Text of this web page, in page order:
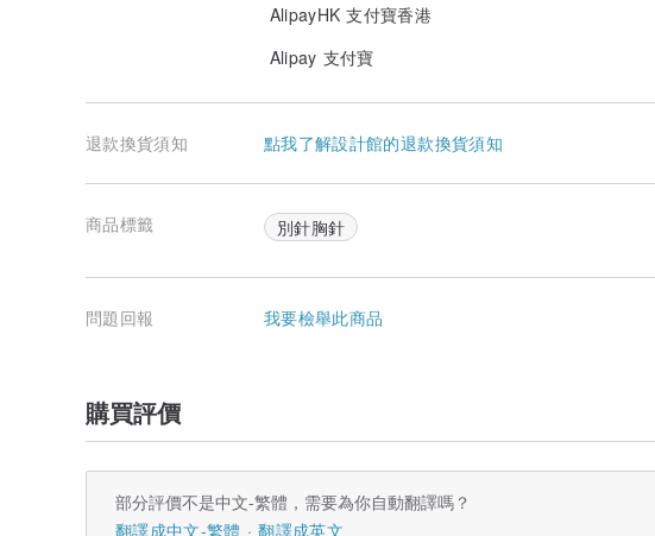
AlipayHK 支付寶香港
Alipay 支付寶
退款換貨須知 點我了解設計館的退款換貨須知
商品標籤 別針胸針
問題回報 我要檢舉此商品
購買評價
部分評價不是中文-繁體，需要為你自動翻譯嗎？
翻譯成中文-繁體
翻譯成英文